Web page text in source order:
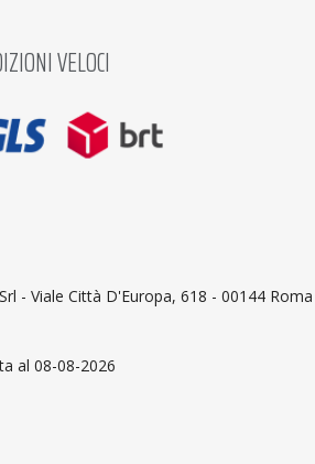
VELOCI
- Viale Città D'Europa, 618 - 00144 Roma
al 08-08-2026